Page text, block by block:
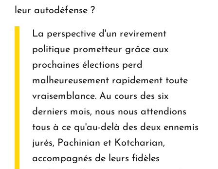
leur autodéfense ?
La perspective d'un revirement
politique prometteur grâce aux
prochaines élections perd
malheureusement rapidement toute
vraisemblance. Au cours des six
derniers mois, nous nous attendions
tous à ce qu'au-delà des deux ennemis
jurés, Pachinian et Kotcharian,
accompagnés de leurs fidèles